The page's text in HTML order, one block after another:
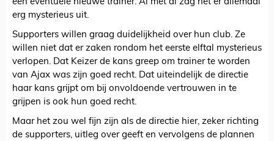
een eventuele nieuwe trainer. Al met al zag het er allemaal
erg mysterieus uit.
Supporters willen graag duidelijkheid over hun club. Ze
willen niet dat er zaken rondom het eerste elftal mysterieus
verlopen. Dat Keizer de kans greep om trainer te worden
van Ajax was zijn goed recht. Dat uiteindelijk de directie
haar kans grijpt om bij onvoldoende vertrouwen in te
grijpen is ook hun goed recht.
Maar het zou wel fijn zijn als de directie hier, zeker richting
de supporters, uitleg over geeft en vervolgens de plannen